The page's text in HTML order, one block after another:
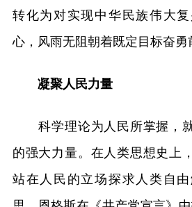
转化为对实现中华民族伟大
心，风雨无阻朝着既定目标奋勇
凝聚人民力量
科学理论为人民所掌握，就
的强大力量。在人类思想史上
站在人民的立场探求人类自